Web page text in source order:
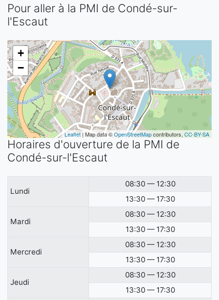
Pour aller à la PMI de Condé-sur-
l'Escaut
+
−
Leaflet| Map data ©OpenStreetMapcontributors, CC-BY-SA
Horaires d'ouverture de la PMI de
Condé-sur-l'Escaut
Lundi
08:30 — 12:30
13:30 — 17:30
Mardi
08:30 — 12:30
13:30 — 17:30
Mercredi
08:30 — 12:30
13:30 — 17:30
Jeudi
08:30 — 12:30
13:30 — 17:30